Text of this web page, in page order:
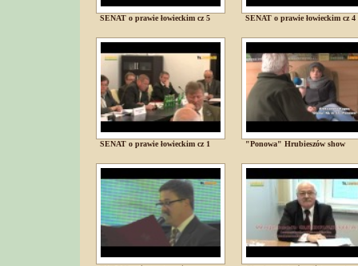
SENAT o prawie łowieckim cz 5 SENAT o prawie łowieckim cz 4
SENAT o prawie łowieckim cz 1 "Ponowa" Hrubieszów show